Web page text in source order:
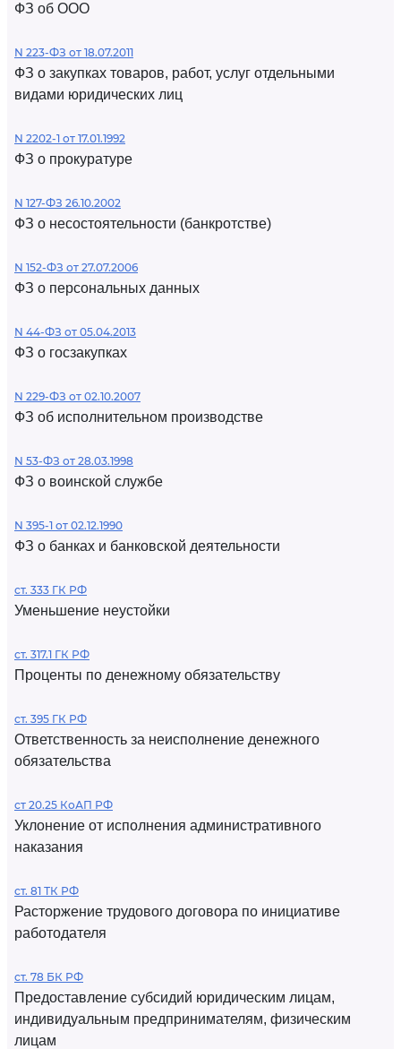
ФЗ об ООО
N 223-ФЗ от 18.07.2011
ФЗ о закупках товаров, работ, услуг отдельными
видами юридических лиц
N 2202-1 от 17.01.1992
ФЗ о прокуратуре
N 127-ФЗ 26.10.2002
ФЗ о несостоятельности (банкротстве)
N 152-ФЗ от 27.07.2006
ФЗ о персональных данных
N 44-ФЗ от 05.04.2013
ФЗ о госзакупках
N 229-ФЗ от 02.10.2007
ФЗ об исполнительном производстве
N 53-ФЗ от 28.03.1998
ФЗ о воинской службе
N 395-1 от 02.12.1990
ФЗ о банках и банковской деятельности
ст. 333 ГК РФ
Уменьшение неустойки
ст. 317.1 ГК РФ
Проценты по денежному обязательству
ст. 395 ГК РФ
Ответственность за неисполнение денежного
обязательства
ст 20.25 КоАП РФ
Уклонение от исполнения административного
наказания
ст. 81 ТК РФ
Расторжение трудового договора по инициативе
работодателя
ст. 78 БК РФ
Предоставление субсидий юридическим лицам,
индивидуальным предпринимателям, физическим
лицам